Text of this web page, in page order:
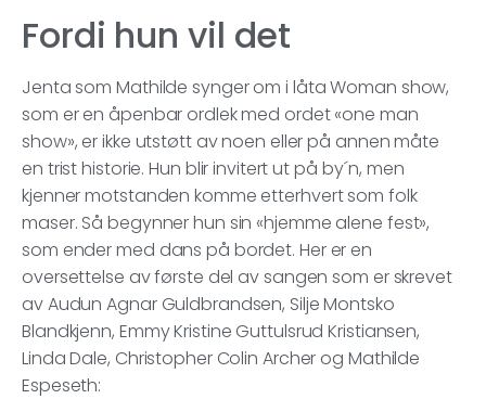
Fordi hun vil det
Jenta som Mathilde synger om i låta Woman show,
som er en åpenbar ordlek med ordet «one man
show», er ikke utstøtt av noen eller på annen måte
en trist historie. Hun blir invitert ut på by´n, men
kjenner motstanden komme etterhvert som folk
maser. Så begynner hun sin «hjemme alene fest»,
som ender med dans på bordet. Her er en
oversettelse av første del av sangen som er skrevet
av Audun Agnar Guldbrandsen, Silje Montsko
Blandkjenn, Emmy Kristine Guttulsrud Kristiansen,
Linda Dale, Christopher Colin Archer og Mathilde
Espeseth: